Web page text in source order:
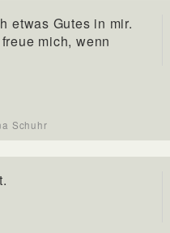
etwas Gutes in mir.
mich, wenn
Schuhr